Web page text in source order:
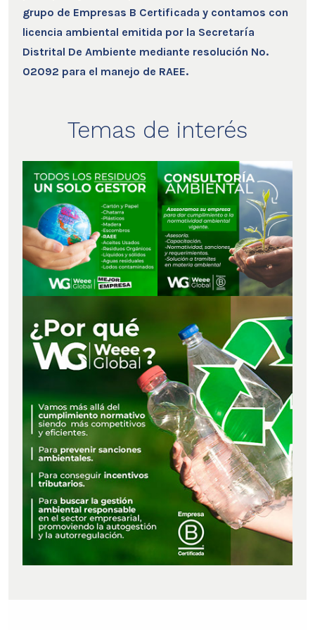
grupo de Empresas B Certificada y contamos con
licencia ambiental emitida por la Secretaría
Distrital De Ambiente mediante resolución No.
02092 para el manejo de RAEE.
Temas de interés